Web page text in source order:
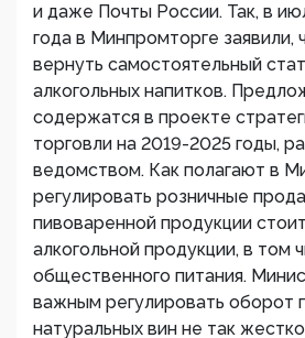
и даже Почты России. Так, в
года в Минпромторге заявили,
вернуть самостоятельный
алкогольных напитков.
содержатся в проекте
торговли на 2019-2025 годы,
ведомством. Как полагают в
регулировать розничные
пивоваренной продукции
алкогольной продукции, в том
общественного питания.
важным регулировать оборот
натуральных вин не так